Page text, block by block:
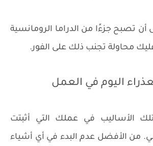
أن تصبح جزءًا من الدراما الرومانسية
محاولة تجنب ذلك على الفور.
اليوم في العمل
الأساليب في عملك التي أثبتت
من الأفضل عدم البدء في أي أشياء